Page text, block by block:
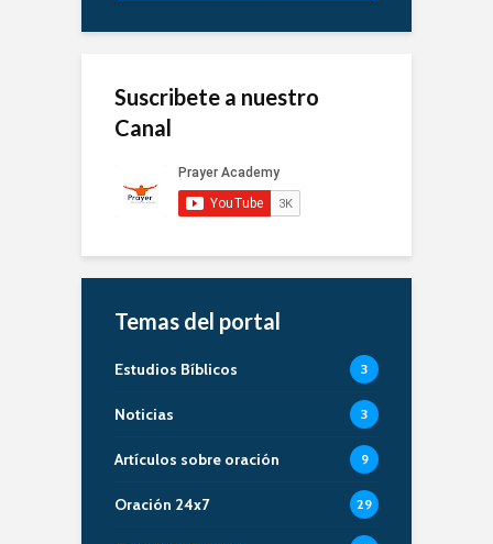
Suscribete a nuestro
Canal
Temas del portal
Estudios Bíblicos 3
Noticias 3
Artículos sobre oración 9
Oración 24x7 29